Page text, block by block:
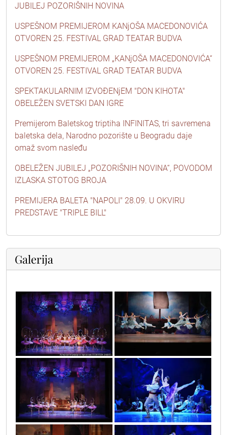
JUBILEJ POZORIŠNIH NOVINA
USPEŠNOM PREMIJEROM KANjOŠA MACEDONOVIĆA
OTVOREN 25. FESTIVAL GRAD TEATAR BUDVA
USPEŠNOM PREMIJEROM „KANjOŠA MACEDONOVIĆA“
OTVOREN 25. FESTIVAL GRAD TEATAR BUDVA
SPEKTAKULARNIM IZVOĐENjEM "DON KIHOTA"
OBELEŽEN SVETSKI DAN IGRE
Premijerom Baletskog triptiha INFINITAS, tri savremena
baletska dela, Narodno pozorište u Beogradu daje
omaž svom nasleđu
OBELEŽEN JUBILEJ „POZORIŠNIH NOVINA“, POVODOM
IZLASKA STOTOG BROJA
PREMIJERA BALETA "NAPOLI" 28.09. U OKVIRU
PREDSTAVE "TRIPLE BILL"
Galerija
gusar_1 gusar_3
gusar_26 gusar_19